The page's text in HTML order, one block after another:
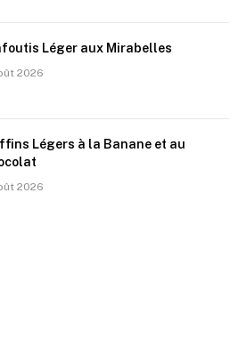
Léger aux Mirabelles
2026
Légers à la Banane et au
2026